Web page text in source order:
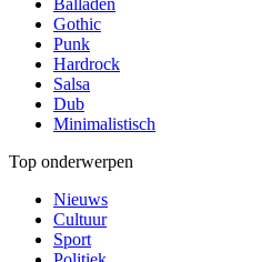
Balladen
Gothic
Punk
Hardrock
Salsa
Dub
Minimalistisch
Top onderwerpen
Nieuws
Cultuur
Sport